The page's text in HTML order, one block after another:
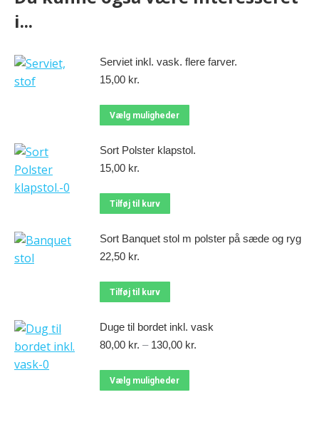
i...
Serviet inkl. vask. flere farver.
15,00 kr.
Vælg muligheder
Sort Polster klapstol.
15,00 kr.
Tilføj til kurv
Sort Banquet stol m polster på sæde og ryg
22,50 kr.
Tilføj til kurv
Duge til bordet inkl. vask
80,00 kr. – 130,00 kr.
Vælg muligheder